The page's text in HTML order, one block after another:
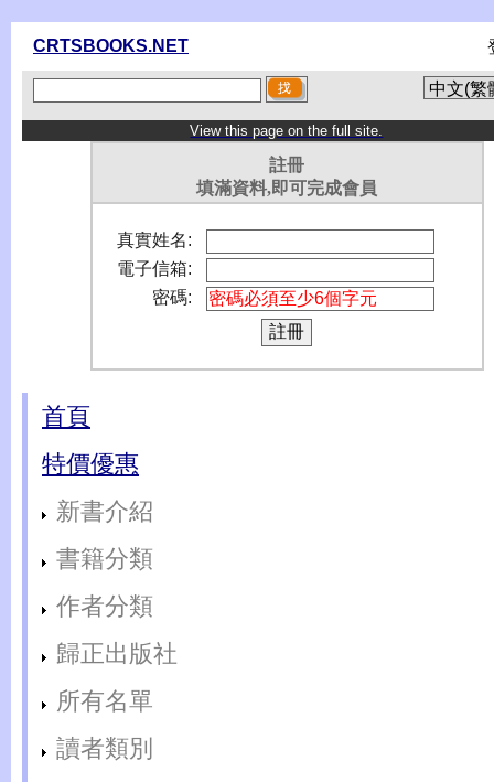
CRTSBOOKS.NET
View this page on the full site.
註冊
填滿資料,即可完成會員
真實姓名:
電子信箱:
密碼:
首頁
特價優惠
新書介紹
書籍分類
作者分類
歸正出版社
所有名單
讀者類別